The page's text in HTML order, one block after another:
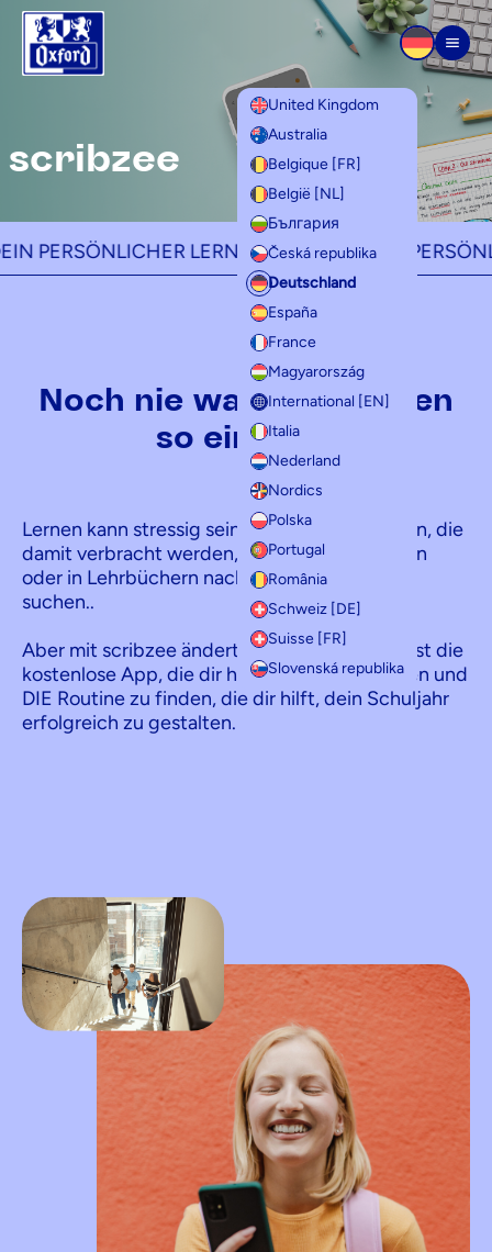
Zum Inhalt springen
United Kingdom
Australia
Belgique [FR]
België [NL]
България
Česká republika
Deutschland
España
France
Magyarország
International [EN]
Italia
Nederland
Nordics
Polska
Portugal
România
Schweiz [DE]
Suisse [FR]
Slovenská republika
scribzee
LERNBEGLEITER -DEIN
Noch nie war das Lernen
so einfach!
Lernen kann stressig sein, mit langen Abenden, die
damit verbracht werden, Notizen nachzulesen
oder in Lehrbüchern nach Informationen zu
suchen..
Aber mit scribzee ändert sich alles! scribzee ist die
kostenlose App, die dir hilft, effizient zu lernen und
DIE Routine zu finden, die dir hilft, dein Schuljahr
erfolgreich zu gestalten.